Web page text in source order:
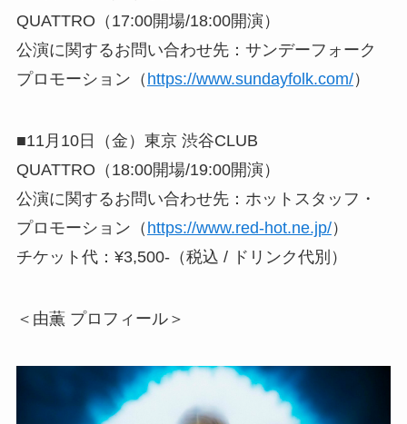
QUATTRO（17:00開場/18:00開演）
公演に関するお問い合わせ先：サンデーフォーク
プロモーション（ https://www.sundayfolk.com/）
■11月10日（金）東京 渋谷CLUB
QUATTRO（18:00開場/19:00開演）
公演に関するお問い合わせ先：ホットスタッフ・
プロモーション（ https://www.red-hot.ne.jp/）
チケット代：¥3,500-（税込 / ドリンク代別）
＜由薫 プロフィール＞